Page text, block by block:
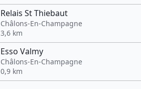
Relais St Thiebaut
Châlons-En-Champagne
3,6 km
Esso Valmy
Châlons-En-Champagne
0,9 km